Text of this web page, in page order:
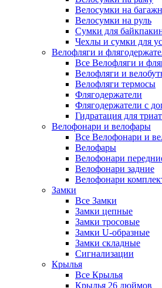
Велосумки на
Велосумки на руль
Сумки для
Чехлы и сумки для
Велофляги и
Все Велофляги и
Велофляги и
Велофляги термосы
Флягодержатели
Флягодержатели с
Гидратация для
Велофонари и велофары
Все Велофонари и
Велофары
Велофонари
Велофонари задние
Велофонари
Замки
Все Замки
Замки цепные
Замки тросовые
Замки U-образные
Замки складные
Сигнализации
Крылья
Все Крылья
Крылья 26 дюймов